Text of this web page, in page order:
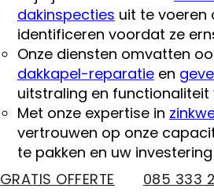
dakinspecties uit te voeren
identificeren voordat ze
Onze diensten omvatten
dakkapel-reparatieen
uitstraling en
Met onze expertise in
vertrouwen op onze
te pakken en uw
GRATIS OFFERTE
085 333